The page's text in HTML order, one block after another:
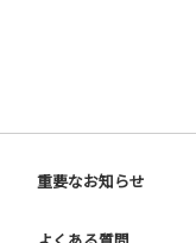
重要なお知らせ